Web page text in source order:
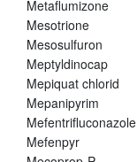
Metaflumizone
Mesotrione
Mesosulfuron
Meptyldinocap
Mepiquat chlorid
Mepanipyrim
Mefentrifluconazole
Mefenpyr